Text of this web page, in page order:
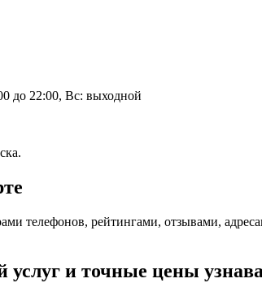
до 22:00, Вс: выходной
телефонов, рейтингами, отзывами,
и точные цены